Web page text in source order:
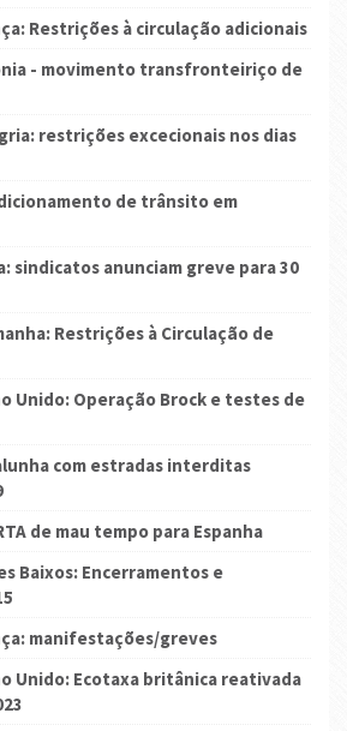
Restrições à circulação adicionais
- movimento transfronteiriço de
restrições excecionais nos dias
de trânsito em
sindicatos anunciam greve para 30
Restrições à Circulação de
Unido: Operação Brock e testes de
com estradas interditas
de mau tempo para Espanha
Baixos: Encerramentos e
manifestações/greves
Unido: Ecotaxa britânica reativada